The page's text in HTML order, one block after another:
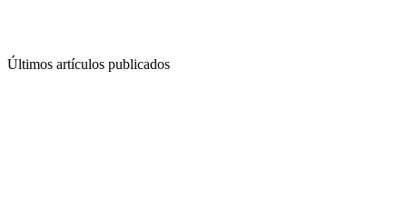
Últimos artículos publicados